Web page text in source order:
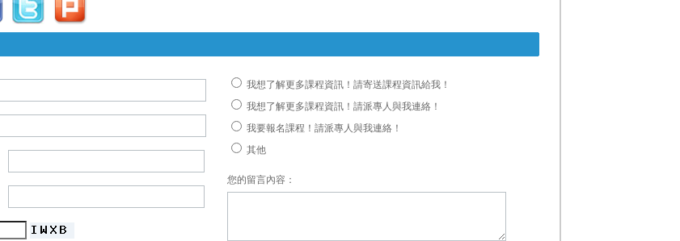
我想了解更多課程資訊！請寄送課程資訊給我！
我想了解更多課程資訊！請派專人與我連絡！
我要報名課程！請派專人與我連絡！
其他
您的留言內容：